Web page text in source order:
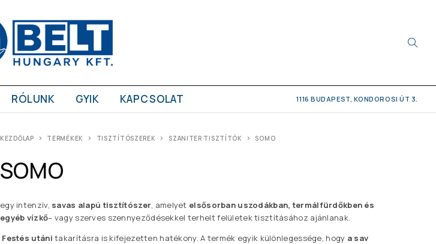
RÓLUNK GYIK KAPCSOLAT 1116 BUDAPEST, KONDOROSI ÚT 3.
KEZDŐLAP TERMÉKEK TISZTÍTÓSZEREK SZANITER TISZTÍTÓK SOMO
SOMO
egy intenzív, savas alapú tisztítószer, amelyet elsősorban uszodákban, termálfürdőkben és
egyéb vízkő– vagy szerves szennyeződésekkel terhelt felületek tisztításához ajánlanak.
Festés utáni takarításra is kifejezetten hatékony. A termék egyik különlegessége, hogy a sav